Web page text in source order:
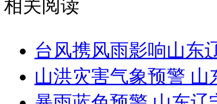
相关阅读
台风携风雨影响山东
山洪灾害气象预警